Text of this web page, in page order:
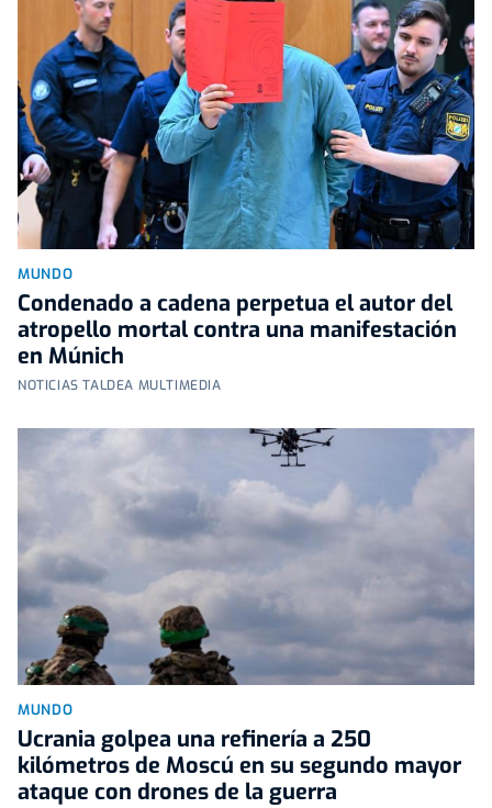
MUNDO
Condenado a cadena perpetua el autor del
atropello mortal contra una manifestación
en Múnich
NOTICIAS TALDEA MULTIMEDIA
MUNDO
Ucrania golpea una refinería a 250
kilómetros de Moscú en su segundo mayor
ataque con drones de la guerra